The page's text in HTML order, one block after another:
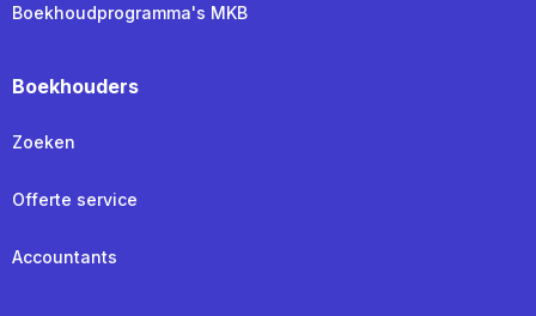
Boekhoudprogramma's MKB
Boekhouders
Zoeken
Offerte service
Accountants